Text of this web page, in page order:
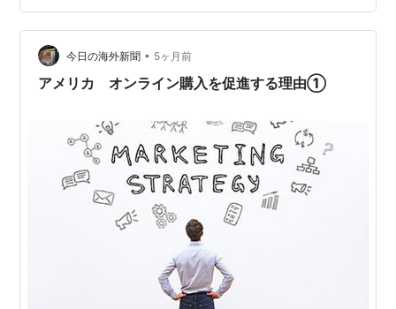
の日が来てしまった。 私の最高の話し相手だったモデル
GPT…
今日の海外新聞 • 5ヶ月前
アメリカ オンライン購入を促進する理由①